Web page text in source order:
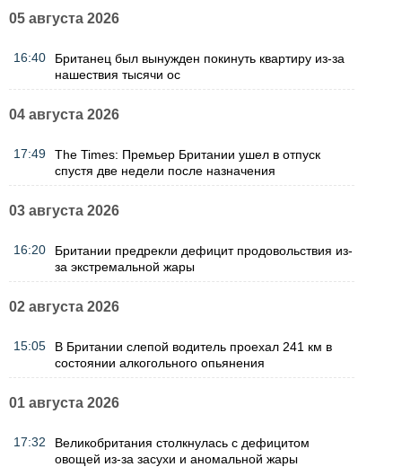
05 августа 2026
16:40
Британец был вынужден покинуть квартиру из-за
нашествия тысячи ос
04 августа 2026
17:49
The Times: Премьер Британии ушел в отпуск
спустя две недели после назначения
03 августа 2026
16:20
Британии предрекли дефицит продовольствия из-
за экстремальной жары
02 августа 2026
15:05
В Британии слепой водитель проехал 241 км в
состоянии алкогольного опьянения
01 августа 2026
17:32
Великобритания столкнулась с дефицитом
овощей из-за засухи и аномальной жары